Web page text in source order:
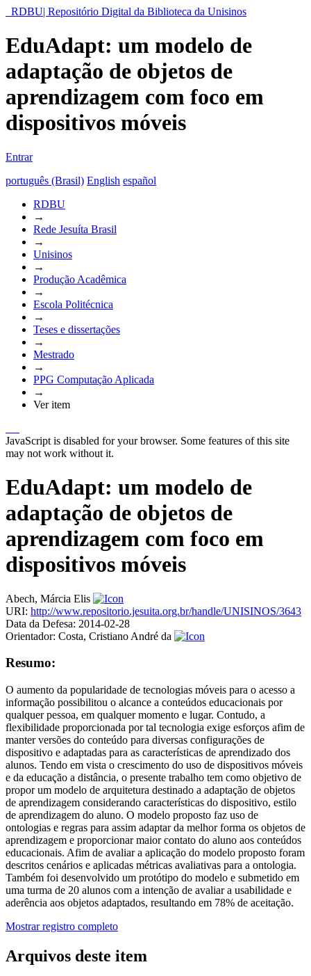
RDBU| Repositório Digital da Biblioteca da Unisinos
EduAdapt: um modelo de
adaptação de objetos de
aprendizagem com foco em
dispositivos móveis
Entrar
português (Brasil) English español
RDBU
→
Rede Jesuíta Brasil
→
Unisinos
→
Produção Acadêmica
→
Escola Politécnica
→
Teses e dissertações
→
Mestrado
→
PPG Computação Aplicada
→
Ver item
JavaScript is disabled for your browser. Some features of this site
may not work without it.
EduAdapt: um modelo de
adaptação de objetos de
aprendizagem com foco em
dispositivos móveis
Abech, Márcia Elis
URI: http://www.repositorio.jesuita.org.br/handle/UNISINOS/3643
Data da Defesa: 2014-02-28
Orientador: Costa, Cristiano André da
Resumo:
O aumento da popularidade de tecnologias móveis para o acesso a
informação possibilitou o alcance a conteúdos educacionais por
qualquer pessoa, em qualquer momento e lugar. Contudo, a
flexibilidade proporcionada por tal tecnologia exige esforços afim de
manter versões do conteúdo para diversas configurações de
dispositivo e adaptadas para as características de aprendizado dos
alunos. Tendo em vista o crescimento do uso de dispositivos móveis
e da educação a distância, o presente trabalho tem como objetivo de
propor um modelo de arquitetura destinado a adaptação de objetos
de aprendizagem considerando características do dispositivo, estilo
de aprendizagem do aluno. O modelo proposto faz uso de
ontologias e regras para assim adaptar da melhor forma os objetos de
aprendizagem e proporcionar maior contato do aluno aos conteúdos
educacionais. Afim de avaliar a aplicação do modelo proposto foram
descritos cenários e aplicadas métricas avaliativas para a ontologia.
Também foi desenvolvido um protótipo do modelo e submetido em
uma turma de 20 alunos com a intenção de avaliar a usabilidade e
aderência aos objetos adaptados, resultando em 78% de aceitação.
Mostrar registro completo
Arquivos deste item